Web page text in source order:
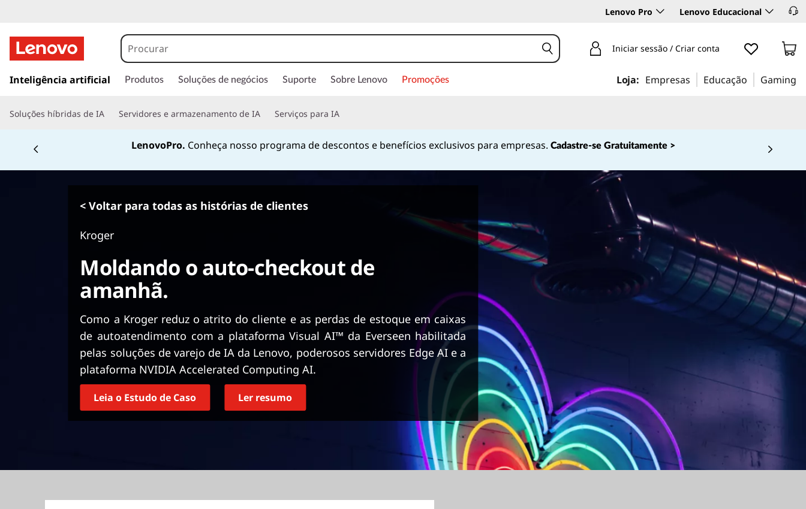
Lenovo Pro Lenovo Educacional
a
a
r
Iniciar sessão / Criar conta
Inteligência artificial Produtos Soluções de negócios Suporte Sobre Lenovo Promoções Loja: Empresas Educação Gaming
Soluções híbridas de IA Servidores e armazenamento de IA Serviços para IA
LenovoPro. Conheça nosso programa de descontos e benefícios exclusivos para empresas. Cadastre-se Gratuitamente >
< Voltar para todas as histórias de clientes
Kroger
Moldando o auto-checkout de
amanhã.
Como a Kroger reduz o atrito do cliente e as perdas de estoque em caixas
de autoatendimento com a plataforma Visual AI™ da Everseen habilitada
pelas soluções de varejo de IA da Lenovo, poderosos servidores Edge AI e a
plataforma NVIDIA Accelerated Computing AI.
Leia o Estudo de Caso Ler resumo